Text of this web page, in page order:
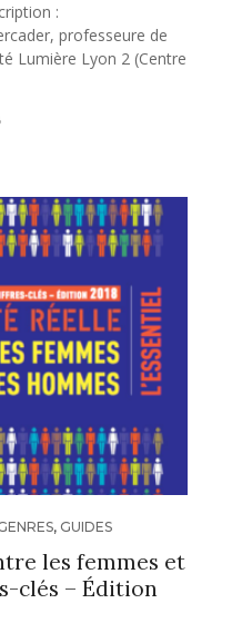
:
professeure de
Lumière Lyon 2 (Centre
, GUIDES
les femmes et
clés – Édition